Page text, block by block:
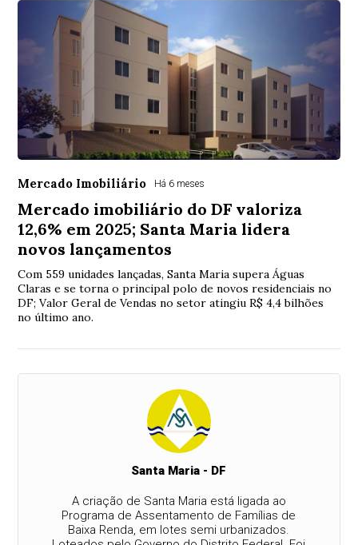
Mercado Imobiliário Há 6 meses
Mercado imobiliário do DF valoriza
12,6% em 2025; Santa Maria lidera
novos lançamentos
Com 559 unidades lançadas, Santa Maria supera Águas
Claras e se torna o principal polo de novos residenciais no
DF; Valor Geral de Vendas no setor atingiu R$ 4,4 bilhões
no último ano.
Santa Maria - DF
A criação de Santa Maria está ligada ao
Programa de Assentamento de Famílias de
Baixa Renda, em lotes semi urbanizados.